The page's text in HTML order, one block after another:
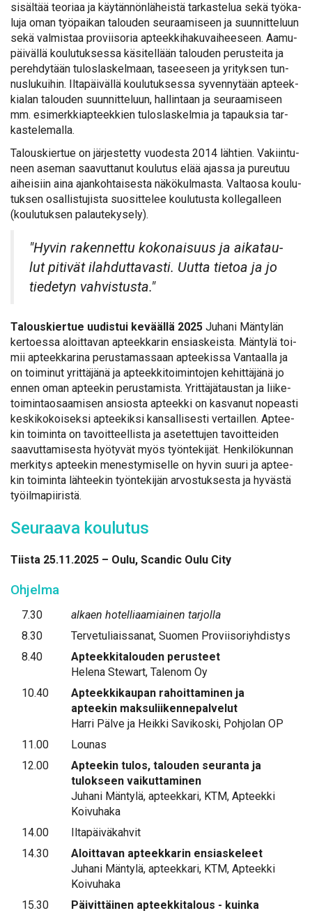
si­säl­tää teo­ri­aa ja käy­tän­nön­lä­heis­tä tar­kas­te­lua se­kä työ­ka­
lu­ja oman työ­pai­kan ta­lou­den seu­raa­mi­seen ja suun­nit­te­luun
se­kä val­mis­taa pro­vii­so­ria ap­teek­ki­ha­ku­vai­hee­seen. Aa­mu­
päi­väl­lä kou­lu­tuk­ses­sa kä­si­tel­lään ta­lou­den pe­rus­tei­ta ja
pe­reh­dy­tään tu­los­las­kel­maan, ta­see­seen ja yri­tyk­sen tun­
nus­lu­kui­hin. Il­ta­päi­väl­lä kou­lu­tuk­ses­sa sy­ven­ny­tään ap­teek­
kia­lan ta­lou­den suun­nit­te­luun, hal­lin­taan ja seu­raa­mi­seen
mm. esi­merk­kiap­teek­kien tu­los­las­kel­mia ja ta­pauk­sia tar­
kas­te­le­mal­la.
Ta­lous­kier­tue on jär­jes­tet­ty vuo­des­ta 2014 läh­tien. Va­kiin­tu­
neen ase­man saa­vut­ta­nut kou­lu­tus elää ajas­sa ja pu­reu­tuu
ai­hei­siin ai­na ajan­koh­tai­ses­ta nä­kö­kul­mas­ta. Val­tao­sa kou­lu­
tuk­sen osal­lis­tu­jis­ta suo­sit­te­lee kou­lu­tus­ta kol­le­gal­leen
(kou­lu­tuk­sen pa­lau­te­ky­se­ly).
"Hy­vin ra­ken­net­tu ko­ko­nai­suus ja ai­ka­tau­
lut pi­ti­vät ilah­dut­ta­vas­ti. Uut­ta tie­toa ja jo
tie­de­tyn vah­vis­tus­ta."
Ta­lous­kier­tue uu­dis­tui ke­vääl­lä 2025 Ju­ha­ni Män­ty­län
ker­toes­sa aloit­ta­van ap­teek­ka­rin en­sias­keis­ta. Män­ty­lä toi­
mii ap­teek­ka­ri­na pe­rus­ta­mas­saan ap­tee­kis­sa Van­taal­la ja
on toi­mi­nut yrit­tä­jä­nä ja ap­teek­ki­toi­min­to­jen ke­hit­tä­jä­nä jo
en­nen oman ap­tee­kin pe­rus­ta­mis­ta. Yrit­tä­jä­taus­tan ja lii­ke­
toi­min­tao­saa­mi­sen an­sios­ta ap­teek­ki on kas­va­nut no­peas­ti
kes­ki­ko­koi­sek­si ap­tee­kik­si kan­sal­li­ses­ti ver­tail­len. Ap­tee­
kin toi­min­ta on ta­voit­teel­lis­ta ja ase­tet­tu­jen ta­voit­tei­den
saa­vut­ta­mi­ses­ta hyö­ty­vät myös työn­te­ki­jät. Hen­ki­lö­kun­nan
mer­ki­tys ap­tee­kin me­nes­ty­mi­sel­le on hy­vin suu­ri ja ap­tee­
kin toi­min­ta läh­tee­kin työn­te­ki­jän ar­vos­tuk­ses­ta ja hy­väs­tä
työil­ma­pii­ris­tä.
Seu­raa­va kou­lu­tus
Tiis­ta 25.11.2025 – Ou­lu, Scan­dic Ou­lu Ci­ty
Oh­jel­ma
7.30
alkaen hotelliaamiainen tarjolla
8.30
Tervetuliaissanat, Suomen Proviisoriyhdistys
8.40
Apteekkitalouden perusteet
Helena Stewart, Talenom Oy
10.40
Apteekkikaupan rahoittaminen ja
apteekin maksuliikennepalvelut
Harri Pälve ja Heikki Savikoski, Pohjolan OP
11.00
Lounas
12.00
Apteekin tulos, talouden seuranta ja
tulokseen vaikuttaminen
Juhani Mäntylä, apteekkari, KTM, Apteekki
Koivuhaka
14.00
Iltapäiväkahvit
14.30
Aloittavan apteekkarin ensiaskeleet
Juhani Mäntylä, apteekkari, KTM, Apteekki
Koivuhaka
15.30
Päivittäinen apteekkitalous - kuinka